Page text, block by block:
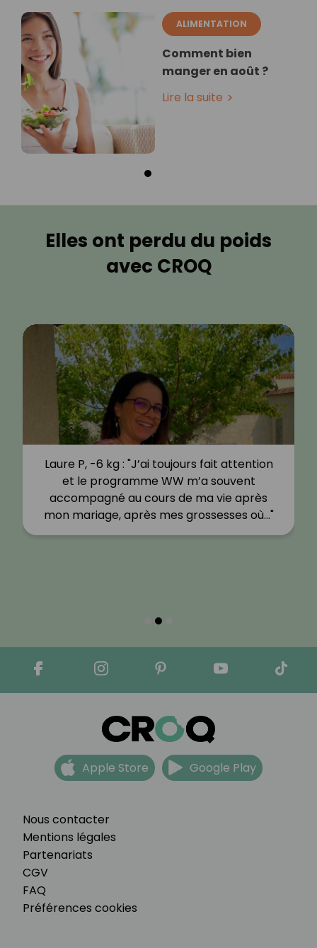
ALIMENTATION
Comment bien
manger en août ?
Lire la suite
Elles ont perdu du poids
avec CROQ
Laure P, -6 kg : "J’ai toujours fait attention
et le programme WW m’a souvent
accompagné au cours de ma vie après
mon mariage, après mes grossesses où…"
Nous contacter
Mentions légales
Partenariats
CGV
FAQ
Préférences cookies
Apple Store Google Play